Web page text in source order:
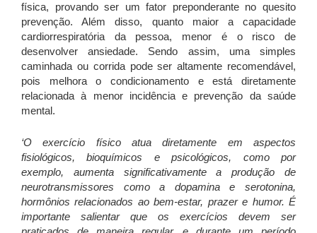
física, provando ser um fator preponderante no quesito
prevenção. Além disso, quanto maior a capacidade
cardiorrespiratória da pessoa, menor é o risco de
desenvolver ansiedade. Sendo assim, uma simples
caminhada ou corrida pode ser altamente recomendável,
pois melhora o condicionamento e está diretamente
relacionada à menor incidência e prevenção da saúde
mental.
‘O exercício físico atua diretamente em aspectos
fisiológicos, bioquímicos e psicológicos, como por
exemplo, aumenta significativamente a produção de
neurotransmissores como a dopamina e serotonina,
hormônios relacionados ao bem-estar, prazer e humor. É
importante salientar que os exercícios devem ser